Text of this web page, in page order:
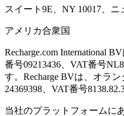
スイート9E、NY 10017、ニ
アメリカ合衆国
Recharge.com International
番号09213436、VAT番号
す。Recharge BVは、オラ
24369398、VAT番号
当社のプラットフォームに